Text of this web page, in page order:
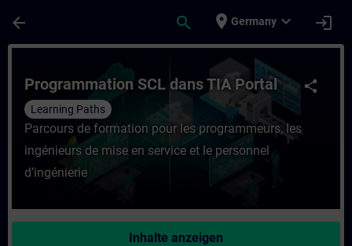
arrow_back search place Germany expand_more login
Kurs - Programmation SCL dans TIA
share
Programmation SCL dans TIA Portal
Learning Paths
Parcours de formation pour les programmeurs, les
ingénieurs de mise en service et le personnel
d’ingénierie
Inhalte anzeigen